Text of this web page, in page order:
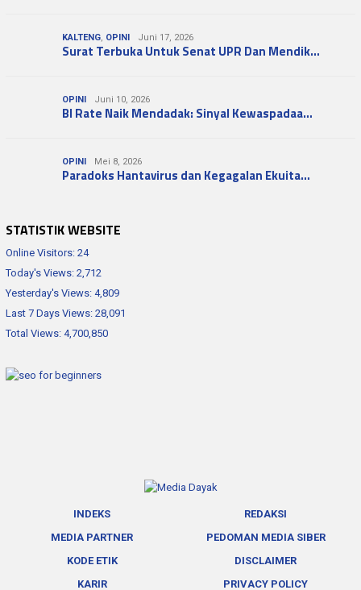
KALTENG, OPINI Juni 17, 2026
Surat Terbuka Untuk Senat UPR Dan Mendik…
OPINI Juni 10, 2026
BI Rate Naik Mendadak: Sinyal Kewaspadaa…
OPINI Mei 8, 2026
Paradoks Hantavirus dan Kegagalan Ekuita…
STATISTIK WEBSITE
Online Visitors: 24
Today's Views: 2,712
Yesterday's Views: 4,809
Last 7 Days Views: 28,091
Total Views: 4,700,850
INDEKS
REDAKSI
MEDIA PARTNER
PEDOMAN MEDIA SIBER
KODE ETIK
DISCLAIMER
KARIR
PRIVACY POLICY